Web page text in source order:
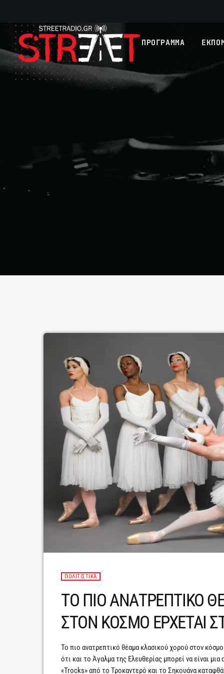
ΠΡΟΓΡΑΜΜΑ
ΠΟΛΙΤΙΣΤΙΚΆ
ΤΟ ΠΙΟ ΑΝΑΤΡΕΠΤΙΚΟ
ΣΤΟΝ ΚΟΣΜΟ ΕΡΧΕΤΑΙ
Το πιο ανατρεπτικό θέαμα κλασικού χορού στον
ότι και το Άγαλμα της Ελευθερίας μπορεί να είναι
«Trocks» από το Τροκαντερό και το Σηκουάνα